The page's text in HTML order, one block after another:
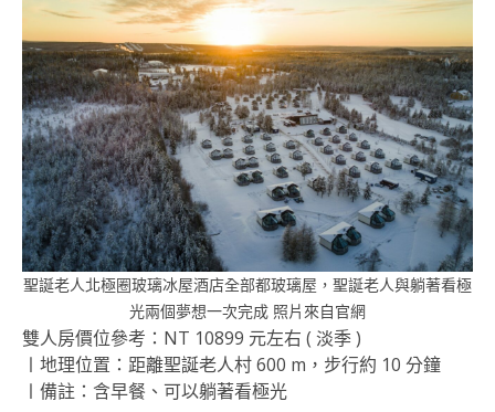
聖誕老人北極圈玻璃冰屋酒店全部都玻璃屋，聖誕老人與躺著看極
光兩個夢想一次完成 照片來自官網
雙人房價位參考：NT 10899 元左右 ( 淡季 )
〡地理位置：距離聖誕老人村 600 m，步行約 10 分鐘
〡備註：含早餐、可以躺著看極光